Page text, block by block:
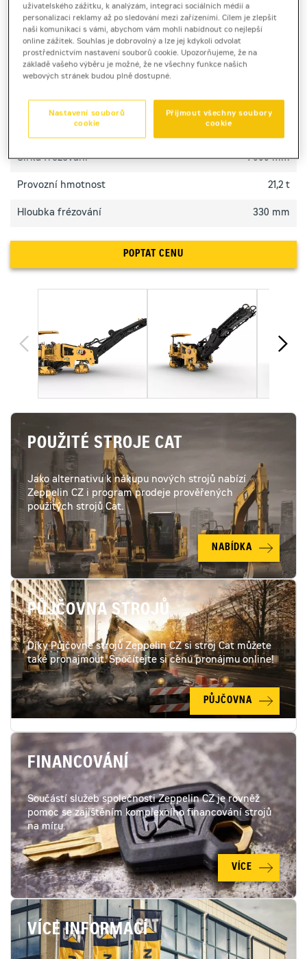
Silniční fréza Cat PM310 poskytuje přesnou regulaci,
kompaktní rozměry a efektivní frézování asfaltu ve
městě.
Šířka frézování 1 000 mm
Provozní hmotnost 21,2 t
Hloubka frézování 330 mm
POPTAT CENU
POUŽITÉ STROJE CAT
Jako alternativu k nákupu nových strojů nabízí
Zeppelin CZ i program prodeje prověřených
použitých strojů Cat.
NABÍDKA
PŮJČOVNA STROJŮ
Díky Půjčovně strojů Zeppelin CZ si stroj Cat můžete
také pronajmout. Spočítejte si cenu pronájmu online!
PŮJČOVNA
FINANCOVÁNÍ
Součástí služeb společnosti Zeppelin CZ je rovněž
pomoc se zajištěním komplexního financování strojů
na míru.
VÍCE
VÍCE INFORMACÍ
uživatelského zážitku, k analýzám, integraci sociálních médií a
personalizaci reklamy až po sledování mezi zařízeními. Cílem je zlepšit
naši komunikaci s vámi, abychom vám mohli nabídnout co nejlepší
online zážitek. Souhlas je dobrovolný a lze jej kdykoli odvolat
prostřednictvím nastavení souborů cookie. Upozorňujeme, že na
základě vašeho výběru je možné, že ne všechny funkce našich
webových stránek budou plně dostupné.
Přijmout všechny soubory
cookie
Nastavení souborů
cookie